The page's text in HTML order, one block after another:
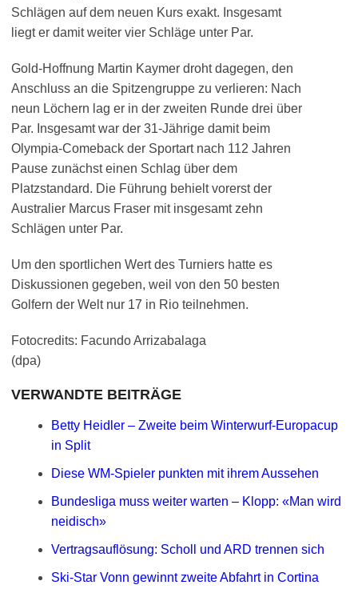
Schlägen auf dem neuen Kurs exakt. Insgesamt
liegt er damit weiter vier Schläge unter Par.
Gold-Hoffnung Martin Kaymer droht dagegen, den
Anschluss an die Spitzengruppe zu verlieren: Nach
neun Löchern lag er in der zweiten Runde drei über
Par. Insgesamt war der 31-Jährige damit beim
Olympia-Comeback der Sportart nach 112 Jahren
Pause zunächst einen Schlag über dem
Platzstandard. Die Führung behielt vorerst der
Australier Marcus Fraser mit insgesamt zehn
Schlägen unter Par.
Um den sportlichen Wert des Turniers hatte es
Diskussionen gegeben, weil von den 50 besten
Golfern der Welt nur 17 in Rio teilnehmen.
Fotocredits: Facundo Arrizabalaga
(dpa)
VERWANDTE BEITRÄGE
Betty Heidler – Zweite beim Winterwurf-Europacup
in Split
Diese WM-Spieler punkten mit ihrem Aussehen
Bundesliga muss weiter warten – Klopp: «Man wird
neidisch»
Vertragsauflösung: Scholl und ARD trennen sich
Ski-Star Vonn gewinnt zweite Abfahrt in Cortina